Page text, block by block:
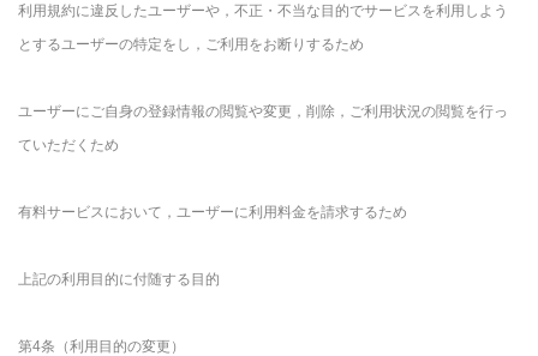
利用規約に違反したユーザーや，不正・不当な目的でサービスを利用しよう
とするユーザーの特定をし，ご利用をお断りするため
ユーザーにご自身の登録情報の閲覧や変更，削除，ご利用状況の閲覧を行っ
ていただくため
有料サービスにおいて，ユーザーに利用料金を請求するため
上記の利用目的に付随する目的
第4条（利用目的の変更）